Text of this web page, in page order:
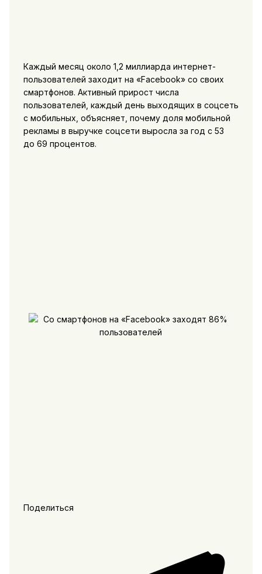
Каждый месяц около 1,2 миллиарда интернет-
пользователей заходит на «Facebook» со своих
смартфонов. Активный прирост числа
пользователей, каждый день выходящих в соцсеть
с мобильных, объясняет, почему доля мобильной
рекламы в выручке соцсети выросла за год с 53
до 69 процентов.
Поделиться